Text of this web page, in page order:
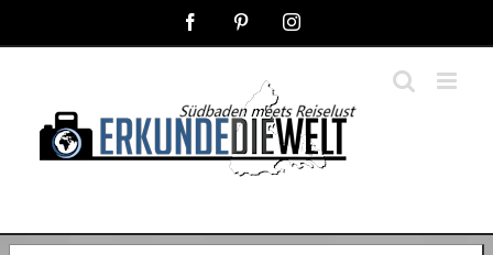
Inhalt
FacebookPinterestInstagram